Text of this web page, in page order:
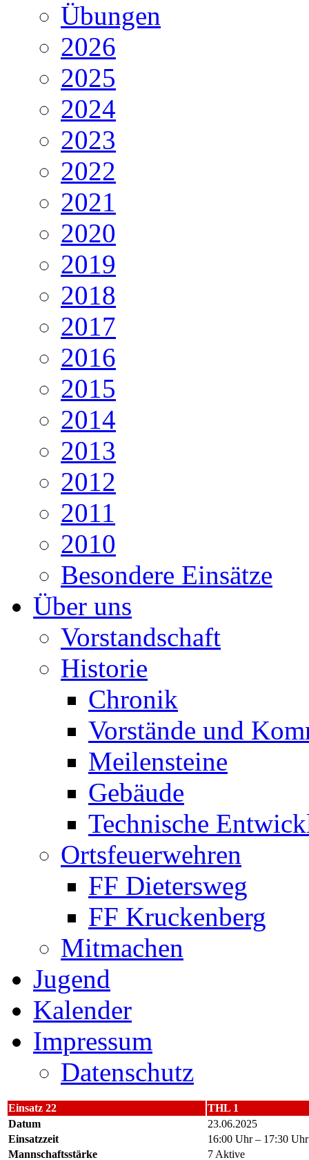
Übungen
2026
2025
2024
2023
2022
2021
2020
2019
2018
2017
2016
2015
2014
2013
2012
2011
2010
Besondere Einsätze
Über uns
Vorstandschaft
Historie
Chronik
Vorstände und
Meilensteine
Gebäude
Technische
Ortsfeuerwehren
FF Dietersweg
FF Kruckenberg
Mitmachen
Jugend
Kalender
Impressum
Datenschutz
Einsatz 22
THL 1
Datum
23.06.2025
Einsatzzeit
16:00 Uhr – 17:30 Uhr
Mannschaftsstärke
7 Aktive